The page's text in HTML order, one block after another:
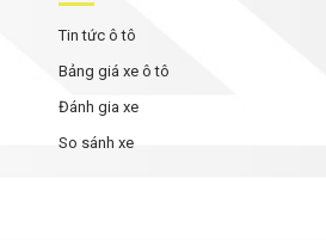
Tin tức ô tô
Bảng giá xe ô tô
Đánh gia xe
So sánh xe